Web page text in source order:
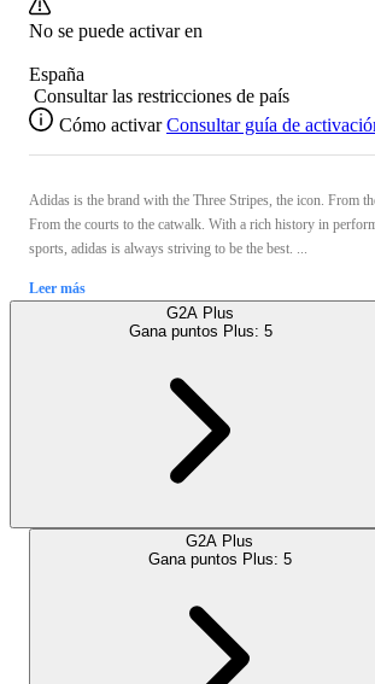
No se puede activar en
España
Consultar las restricciones de país
Cómo activar Consultar guía de
Adidas is the brand with the Three Stripes, the icon. From
From the courts to the catwalk. With a rich history in
sports, adidas is always striving to be the best. ...
Leer más
G2A Plus
Gana puntos Plus: 5
G2A Plus
Gana puntos Plus: 5